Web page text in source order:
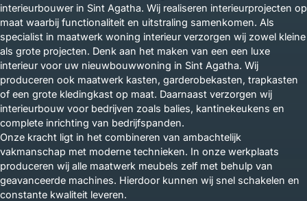
interieurbouwer in Sint Agatha. Wij realiseren interieurprojecten op
maat waarbij functionaliteit en uitstraling samenkomen. Als
specialist in maatwerk woning interieur verzorgen wij zowel kleine
als grote projecten. Denk aan het maken van een een luxe
interieur voor uw nieuwbouwwoning in Sint Agatha. Wij
produceren ook maatwerk kasten, garderobekasten, trapkasten
of een grote kledingkast op maat. Daarnaast verzorgen wij
interieurbouw voor bedrijven zoals balies, kantinekeukens en
complete inrichting van bedrijfspanden.
Onze kracht ligt in het combineren van ambachtelijk
vakmanschap met moderne technieken. In onze werkplaats
produceren wij alle maatwerk meubels zelf met behulp van
geavanceerde machines. Hierdoor kunnen wij snel schakelen en
constante kwaliteit leveren.